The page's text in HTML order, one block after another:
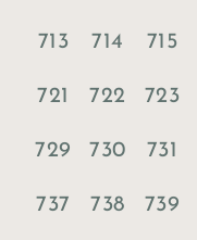
713 714 715
721 722 723
729 730 731
737 738 739